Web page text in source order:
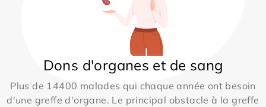
Dons d'organes et de sang
Plus de 14400 malades qui chaque année ont besoin
d'une greffe d'organe. Le principal obstacle à la greffe